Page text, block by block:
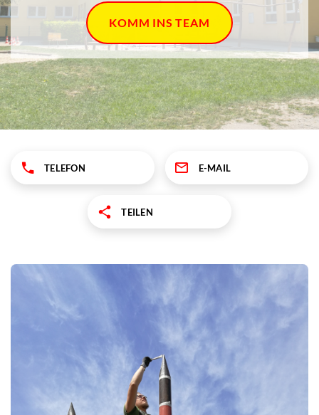
KOMM INS TEAM
TELEFON E-MAIL
TEILEN